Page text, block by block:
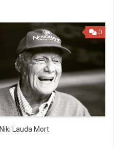
0
Niki Lauda Mort